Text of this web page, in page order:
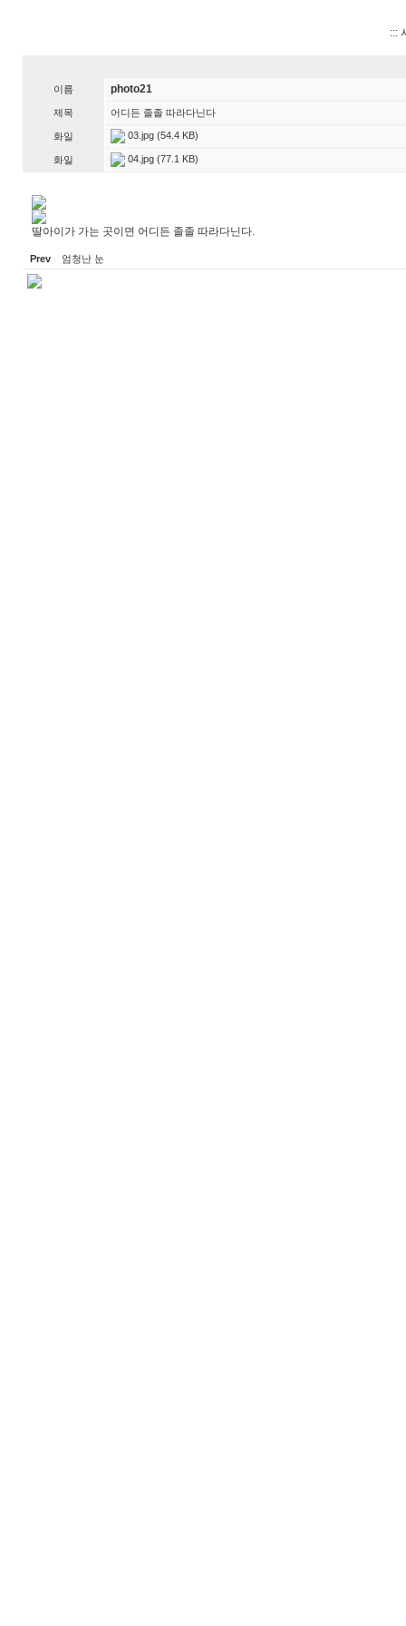
:::
이름 photo21
제목 어디든 졸졸 따라다닌다
화일 03.jpg(54.4 KB)
화일 04.jpg(77.1 KB)
딸아이가 가는 곳이면 어디든 졸졸 따라다닌다.
Prev 엄청난 눈